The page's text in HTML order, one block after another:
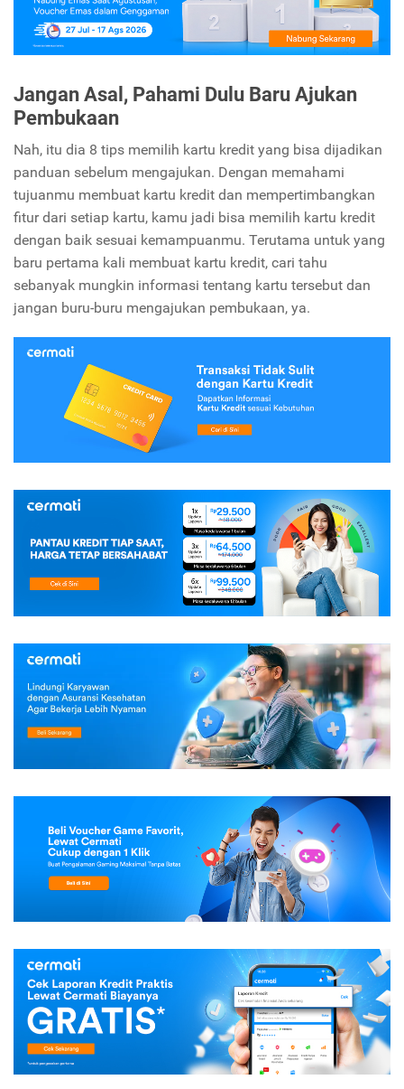
Jangan Asal, Pahami Dulu Baru Ajukan
Pembukaan
Nah, itu dia 8 tips memilih kartu kredit yang bisa dijadikan
panduan sebelum mengajukan. Dengan memahami
tujuanmu membuat kartu kredit dan mempertimbangkan
fitur dari setiap kartu, kamu jadi bisa memilih kartu kredit
dengan baik sesuai kemampuanmu. Terutama untuk yang
baru pertama kali membuat kartu kredit, cari tahu
sebanyak mungkin informasi tentang kartu tersebut dan
jangan buru-buru mengajukan pembukaan, ya.